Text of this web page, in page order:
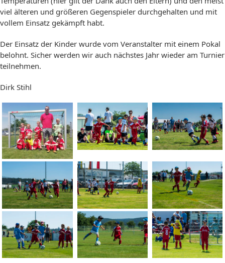
viel älteren und größeren Gegenspieler durchgehalten und mit
vollem Einsatz gekämpft habt.
Der Einsatz der Kinder wurde vom Veranstalter mit einem Pokal
belohnt. Sicher werden wir auch nächstes Jahr wieder am Turnier
teilnehmen.
Dirk Stihl